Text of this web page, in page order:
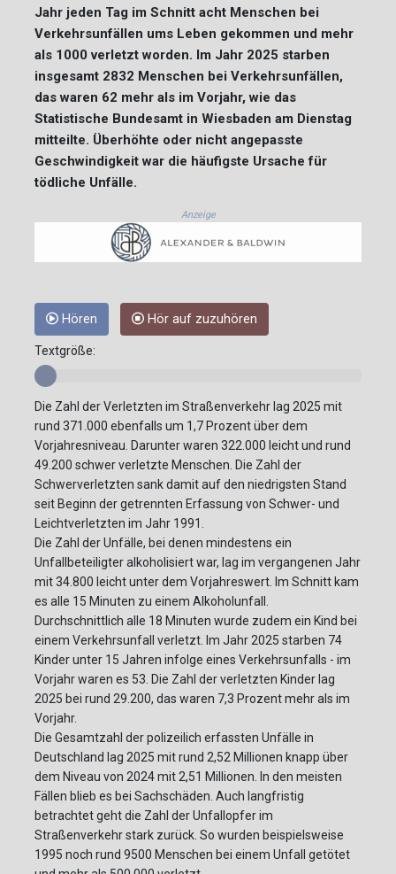
Jahr jeden Tag im Schnitt acht Menschen bei
Verkehrsunfällen ums Leben gekommen und mehr
als 1000 verletzt worden. Im Jahr 2025 starben
insgesamt 2832 Menschen bei Verkehrsunfällen,
das waren 62 mehr als im Vorjahr, wie das
Statistische Bundesamt in Wiesbaden am Dienstag
mitteilte. Überhöhte oder nicht angepasste
Geschwindigkeit war die häufigste Ursache für
tödliche Unfälle.
Anzeige
Hören Hör auf zuzuhören
Textgröße:
Die Zahl der Verletzten im Straßenverkehr lag 2025 mit
rund 371.000 ebenfalls um 1,7 Prozent über dem
Vorjahresniveau. Darunter waren 322.000 leicht und rund
49.200 schwer verletzte Menschen. Die Zahl der
Schwerverletzten sank damit auf den niedrigsten Stand
seit Beginn der getrennten Erfassung von Schwer- und
Leichtverletzten im Jahr 1991.
Die Zahl der Unfälle, bei denen mindestens ein
Unfallbeteiligter alkoholisiert war, lag im vergangenen Jahr
mit 34.800 leicht unter dem Vorjahreswert. Im Schnitt kam
es alle 15 Minuten zu einem Alkoholunfall.
Durchschnittlich alle 18 Minuten wurde zudem ein Kind bei
einem Verkehrsunfall verletzt. Im Jahr 2025 starben 74
Kinder unter 15 Jahren infolge eines Verkehrsunfalls - im
Vorjahr waren es 53. Die Zahl der verletzten Kinder lag
2025 bei rund 29.200, das waren 7,3 Prozent mehr als im
Vorjahr.
Die Gesamtzahl der polizeilich erfassten Unfälle in
Deutschland lag 2025 mit rund 2,52 Millionen knapp über
dem Niveau von 2024 mit 2,51 Millionen. In den meisten
Fällen blieb es bei Sachschäden. Auch langfristig
betrachtet geht die Zahl der Unfallopfer im
Straßenverkehr stark zurück. So wurden beispielsweise
1995 noch rund 9500 Menschen bei einem Unfall getötet